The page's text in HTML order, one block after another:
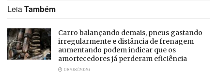
LeiaTambém
Carro balançando demais, pneus gastando
irregularmente e distância de frenagem
aumentando podem indicar que os
amortecedores já perderam eficiência
08/08/2026